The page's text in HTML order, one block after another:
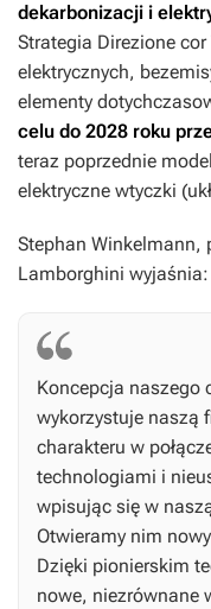
dekarbonizacji i
Strategia Direzione cor
elektrycznych,
elementy
celu do 2028 roku
teraz poprzednie
elektryczne wtyczki
Stephan Winkelmann,
Lamborghini wyjaśnia:
Koncepcja naszego
wykorzystuje naszą
charakteru w
technologiami i
wpisując się w
Otwieramy nim
Dzięki pionierskim
nowe, niezrównane